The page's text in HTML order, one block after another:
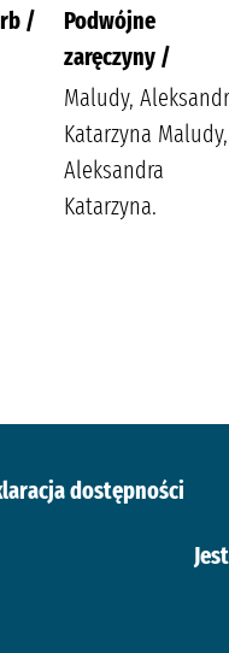
/
Podwójne
zaręczyny /
Maludy,
Katarzyna Maludy,
Aleksandra
Katarzyna.
dostępności